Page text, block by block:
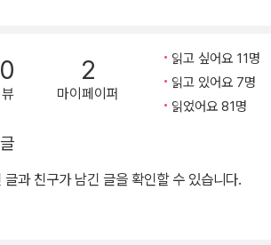
로 365일 오늘의 역사를 소개했다. 이번 주제는
기를 누리는 조선사도 아닌, 왜 근현대사일까?
현재 우리가 살고 있는 ‘현대’와 근접한, 우리와
다. 어쩌면 이 시대를 살아가고 있는 사람들이
남아 있는 생생한 역사 아닌가. 그동안 잘
왜곡으로 뒤덮인 역사 당신이 옳았다, 재평가
2
마이페이퍼
읽고 싶어요 11명
읽고 있어요 7명
읽었어요 81명
과 친구가 남긴 글을 확인할 수 있습니다.